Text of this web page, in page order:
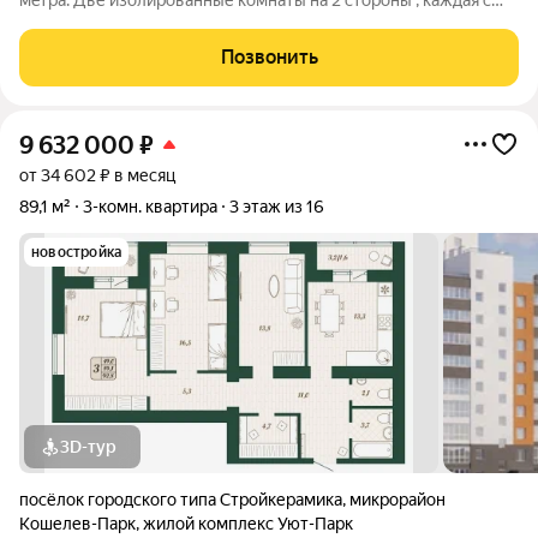
застеклены . Большая кухня гoстинaя пл. 17 кв.м ,новая
встроенная кухня ,
Позвонить
9 632 000 ₽
от 34 602 ₽ в месяц
89,1 м²
3-комн. квартира 3 этаж из 16
новостройка
3D-тур
посёлок городского типа Стройкерамика, микрорайон
Кошелев-Парк,жилой комплекс Уют-Парк